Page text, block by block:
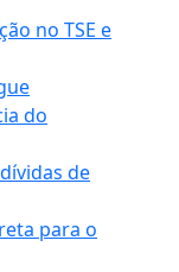
no TSE e
do
de
para o